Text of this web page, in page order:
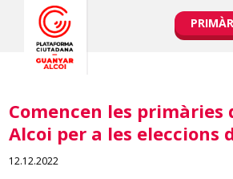
Comencen les primàries
Alcoi per a les eleccions
12.12.2022